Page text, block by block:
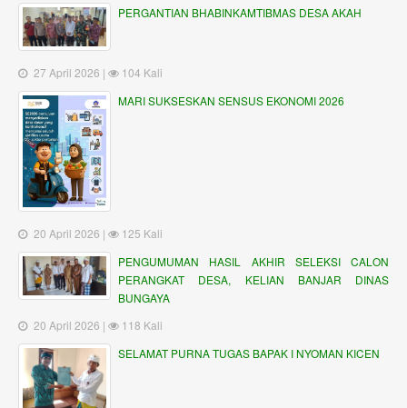
PERGANTIAN BHABINKAMTIBMAS DESA AKAH
27 April 2026 |
104 Kali
MARI SUKSESKAN SENSUS EKONOMI 2026
20 April 2026 |
125 Kali
PENGUMUMAN HASIL AKHIR SELEKSI CALON
PERANGKAT DESA, KELIAN BANJAR DINAS
BUNGAYA
20 April 2026 |
118 Kali
SELAMAT PURNA TUGAS BAPAK I NYOMAN KICEN